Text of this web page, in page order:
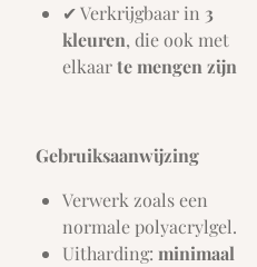
✔ Verkrijgbaar in 3
kleuren, die ook met
elkaarte mengen zijn
Gebruiksaanwijzing
Verwerk zoals een
normale polyacrylgel.
Uitharding: minimaal